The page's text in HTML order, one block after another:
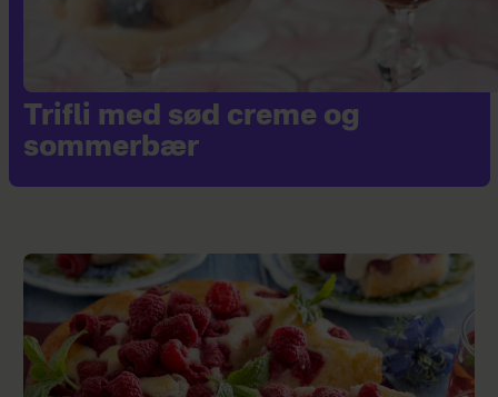
Trifli med sød creme og
sommerbær